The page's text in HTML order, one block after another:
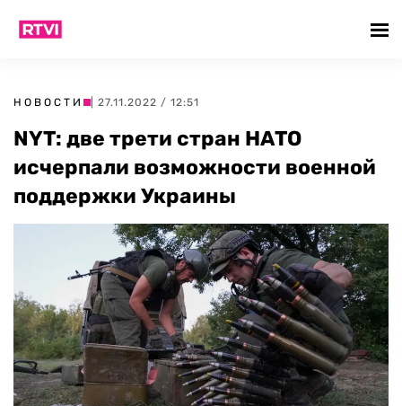
НОВОСТИ | 27.11.2022 / 12:51
NYT: две трети стран НАТО
исчерпали возможности военной
поддержки Украины